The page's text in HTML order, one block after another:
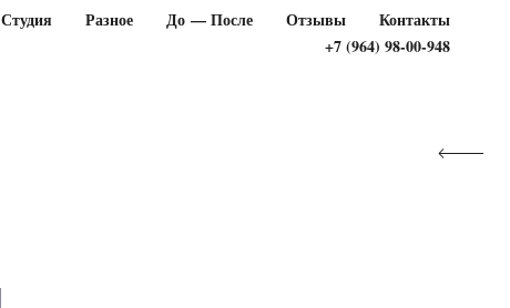
Студия Разное До — После Отзывы
Контакты
+7 (964) 98-00-948